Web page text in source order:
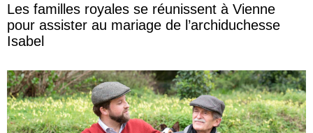
Les familles royales se réunissent à Vienne
pour assister au mariage de l’archiduchesse
Isabel